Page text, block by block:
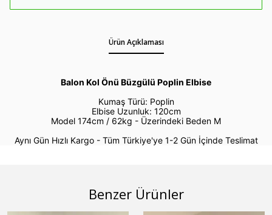
Ürün Açıklaması
Balon Kol Önü Büzgülü Poplin Elbise
Kumaş Türü: Poplin
Elbise Uzunluk: 120cm
Model 174cm / 62kg - Üzerindeki Beden M
Aynı Gün Hızlı Kargo - Tüm Türkiye'ye 1-2 Gün İçinde Teslimat
Benzer Ürünler